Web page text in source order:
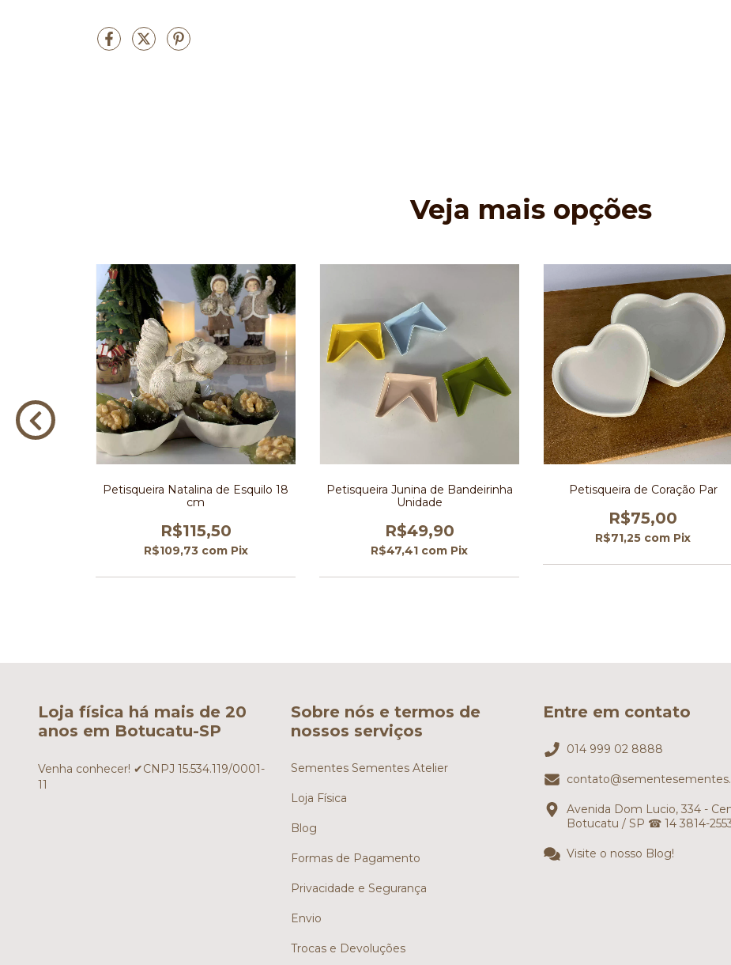
Veja mais opções
Petisqueira Natalina de Esquilo 18
cm
R$115,50
R$109,73 com Pix
Petisqueira Junina de Bandeirinha
Unidade
R$49,90
R$47,41 com Pix
Petisqueira de Coração Par
R$75,00
R$71,25 com Pix
Loja física há mais de 20
anos em Botucatu-SP
Venha conhecer! ✔CNPJ 15.534.119/0001-
11
Sobre nós e termos de
nossos serviços
Sementes Sementes Atelier
Loja Física
Blog
Formas de Pagamento
Privacidade e Segurança
Envio
Trocas e Devoluções
Entre em contato
014 999 02 8888
Avenida Dom Lucio, 334 -
Botucatu / SP ☎ 14 3814-
Visite o nosso Blog!